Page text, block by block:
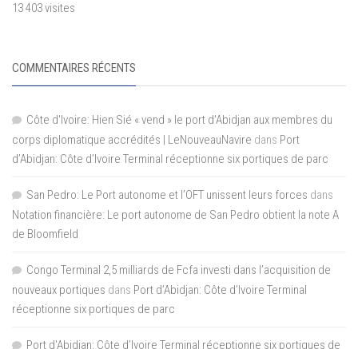
13 403 visites
COMMENTAIRES RÉCENTS
Côte d'Ivoire: Hien Sié « vend » le port d'Abidjan aux membres du
corps diplomatique accrédités | LeNouveauNavire dans Port
d’Abidjan: Côte d’Ivoire Terminal réceptionne six portiques de parc
San Pedro: Le Port autonome et l’OFT unissent leurs forces dans
Notation financière: Le port autonome de San Pedro obtient la note A
de Bloomfield
Congo Terminal 2,5 milliards de Fcfa investi dans l’acquisition de
nouveaux portiques dans Port d’Abidjan: Côte d’Ivoire Terminal
réceptionne six portiques de parc
Port d'Abidjan: Côte d’Ivoire Terminal réceptionne six portiques de